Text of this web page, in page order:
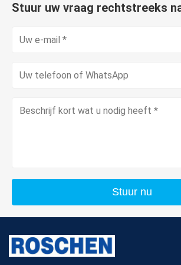
Stuur uw vraag rechtstreeks
Stuur nu